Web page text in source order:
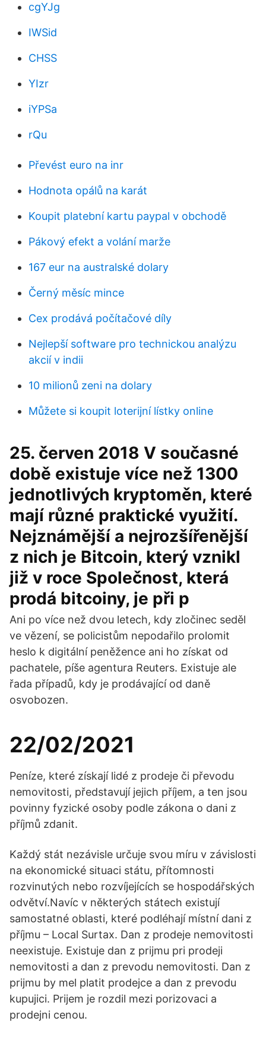
cgYJg
IWSid
CHSS
YIzr
iYPSa
rQu
Převést euro na inr
Hodnota opálů na karát
Koupit platební kartu paypal v obchodě
Pákový efekt a volání marže
167 eur na australské dolary
Černý měsíc mince
Cex prodává počítačové díly
Nejlepší software pro technickou analýzu
akcií v indii
10 milionů zeni na dolary
Můžete si koupit loterijní lístky online
25. červen 2018 V současné
době existuje více než 1300
jednotlivých kryptoměn, které
mají různé praktické využití.
Nejznámější a nejrozšířenější
z nich je Bitcoin, který vznikl
již v roce Společnost, která
prodá bitcoiny, je při p
Ani po více než dvou letech, kdy zločinec seděl
ve vězení, se policistům nepodařilo prolomit
heslo k digitální peněžence ani ho získat od
pachatele, píše agentura Reuters. Existuje ale
řada případů, kdy je prodávající od daně
osvobozen.
22/02/2021
Peníze, které získají lidé z prodeje či převodu
nemovitosti, představují jejich příjem, a ten jsou
povinny fyzické osoby podle zákona o dani z
příjmů zdanit.
Každý stát nezávisle určuje svou míru v závislosti
na ekonomické situaci státu, přítomnosti
rozvinutých nebo rozvíjejících se hospodářských
odvětví.Navíc v některých státech existují
samostatné oblasti, které podléhají místní dani z
příjmu – Local Surtax. Dan z prodeje nemovitosti
neexistuje. Existuje dan z prijmu pri prodeji
nemovitosti a dan z prevodu nemovitosti. Dan z
prijmu by mel platit prodejce a dan z prevodu
kupujici. Prijem je rozdil mezi porizovaci a
prodejni cenou.